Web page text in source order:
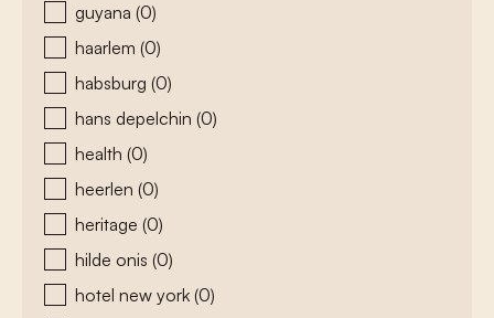
guyana (0)
haarlem (0)
habsburg (0)
hans depelchin (0)
health (0)
heerlen (0)
heritage (0)
hilde onis (0)
hotel new york (0)